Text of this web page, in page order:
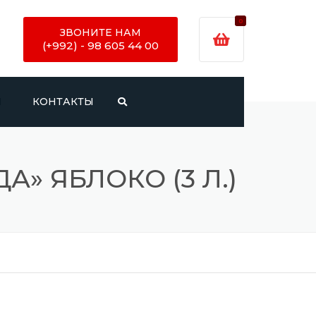
ЗВОНИТЕ НАМ
(+992) - 98 605 44 00
КОНТАКТЫ
0
ЯБЛОКО (3 Л.)